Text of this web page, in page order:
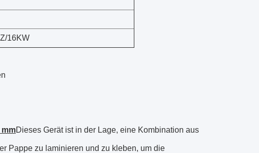
16KW
Dieses Gerät ist in der Lage, eine Kombination aus
Pappe zu laminieren und zu kleben, um die